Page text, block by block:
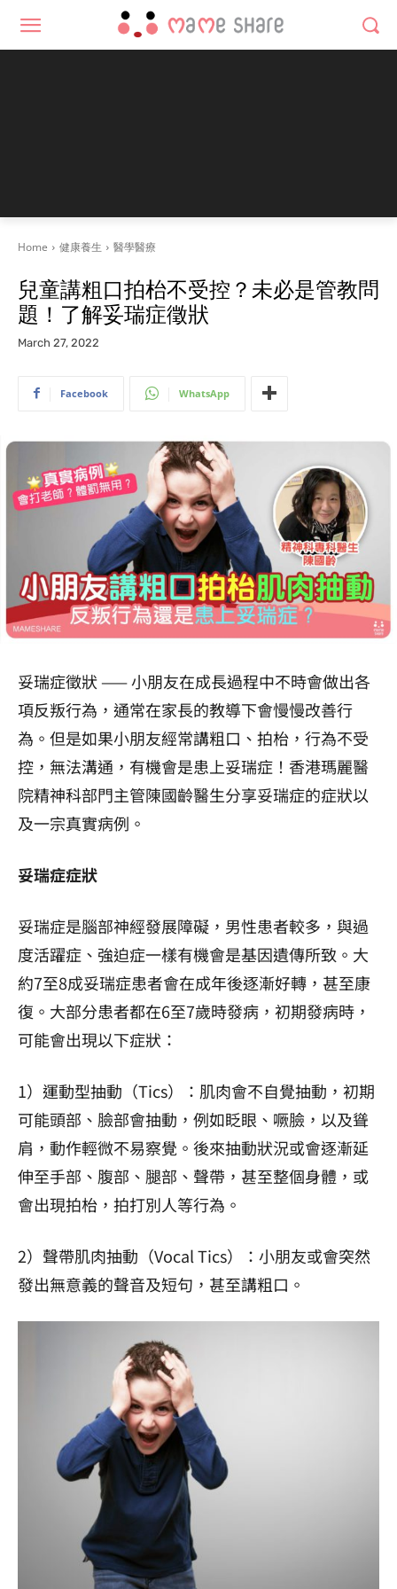
Home 健康養生 醫學醫療
兒童講粗口拍枱不受控？未必是管教問
題！了解妥瑞症徵狀
March 27, 2022
Facebook WhatsApp
妥瑞症徵狀 —— 小朋友在成長過程中不時會做出各
項反叛行為，通常在家長的教導下會慢慢改善行
為。但是如果小朋友經常講粗口、拍枱，行為不受
控，無法溝通，有機會是患上妥瑞症！香港瑪麗醫
院精神科部門主管陳國齡醫生分享妥瑞症的症狀以
及一宗真實病例。
妥瑞症症狀
妥瑞症是腦部神經發展障礙，男性患者較多，與過
度活躍症、強迫症一樣有機會是基因遺傳所致。大
約7至8成妥瑞症患者會在成年後逐漸好轉，甚至康
復。大部分患者都在6至7歲時發病，初期發病時，
可能會出現以下症狀：
1）運動型抽動（Tics）：肌肉會不自覺抽動，初期
可能頭部、臉部會抽動，例如眨眼、噘臉，以及聳
肩，動作輕微不易察覺。後來抽動狀況或會逐漸延
伸至手部、腹部、腿部、聲帶，甚至整個身體，或
會出現拍枱，拍打別人等行為。
2）聲帶肌肉抽動（Vocal Tics）：小朋友或會突然
發出無意義的聲音及短句，甚至講粗口。